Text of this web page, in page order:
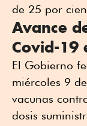
de 25 por
Avance
Covid-19
El Gobierno
miércoles 9
vacunas
dosis